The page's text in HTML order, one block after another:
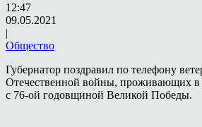
12:47
09.05.2021
|
Общество
Губернатор поздравил по телефону
Отечественной войны, проживающих в
с 76-ой годовщиной Великой Победы.